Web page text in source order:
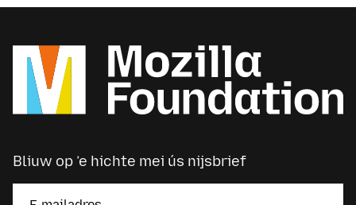
Bliuw op ’e hichte mei ús nijsbrief